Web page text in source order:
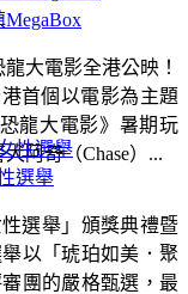
大電影全港公映！
首個以電影為主題
龍大電影》暑期玩
阿奇（Chase）...
選舉
選舉」頒獎典禮暨
以「琥珀如美．聚
團的嚴格甄選，最